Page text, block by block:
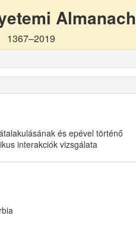
Almanach
1367–2019
és epével történő
interakciók vizsgálata